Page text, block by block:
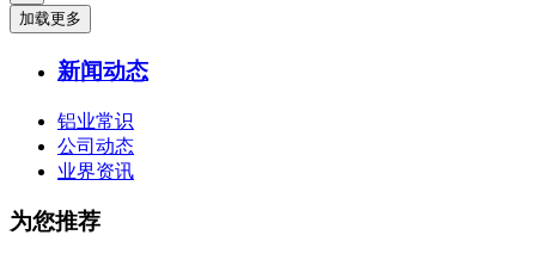
加载更多
新闻动态
铝业常识
公司动态
业界资讯
为您推荐